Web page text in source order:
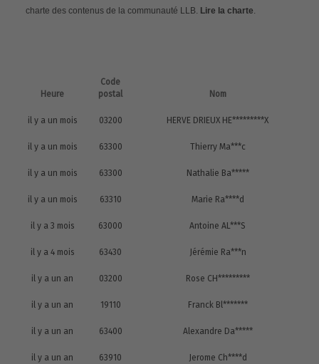
charte des contenus de la communauté LLB. Lire la charte.
Heure
Code
postal
Nom
il y a un mois 03200 HERVE DRIEUX HE*********X
il y a un mois 63300 Thierry Ma***c
il y a un mois 63300 Nathalie Ba*****
il y a un mois 63310 Marie Ra****d
il y a 3 mois 63000 Antoine AL***S
il y a 4 mois 63430 Jérémie Ra***n
il y a un an 03200 Rose CH*********
il y a un an 19110 Franck Bl*******
il y a un an 63400 Alexandre Da*****
il y a un an 63910 Jerome Ch****d